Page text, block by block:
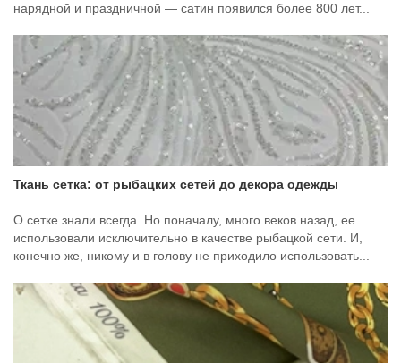
нарядной и праздничной — сатин появился более 800 лет...
Ткань сетка: от рыбацких сетей до декора одежды
О сетке знали всегда. Но поначалу, много веков назад, ее
использовали исключительно в качестве рыбацкой сети. И,
конечно же, никому и в голову не приходило использовать...